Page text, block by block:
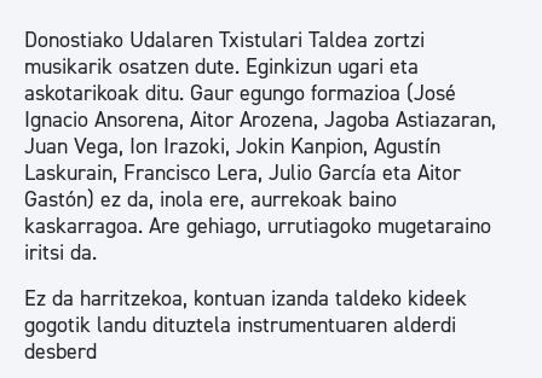
Donostiako Udalaren Txistulari Taldea zortzi
musikarik osatzen dute. Eginkizun ugari eta
askotarikoak ditu. Gaur egungo formazioa (José
Ignacio Ansorena, Aitor Arozena, Jagoba Astiazaran,
Juan Vega, Ion Irazoki, Jokin Kanpion, Agustín
Laskurain, Francisco Lera, Julio García eta Aitor
Gastón) ez da, inola ere, aurrekoak baino
kaskarragoa. Are gehiago, urrutiagoko mugetaraino
iritsi da.
Ez da harritzekoa, kontuan izanda taldeko kideek
gogotik landu dituztela instrumentuaren alderdi
desberd